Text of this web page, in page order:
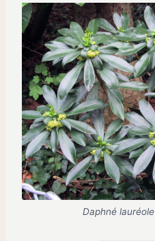
Daphné lauréole